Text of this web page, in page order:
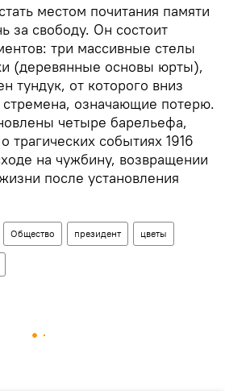
местом почитания памяти
за свободу. Он состоит
три массивные стелы
(деревянные основы юрты),
тундук, от которого вниз
стремена, означающие потерю.
четыре барельефа,
трагических событиях 1916
на чужбину, возвращении
после установления
Общество президент цветы